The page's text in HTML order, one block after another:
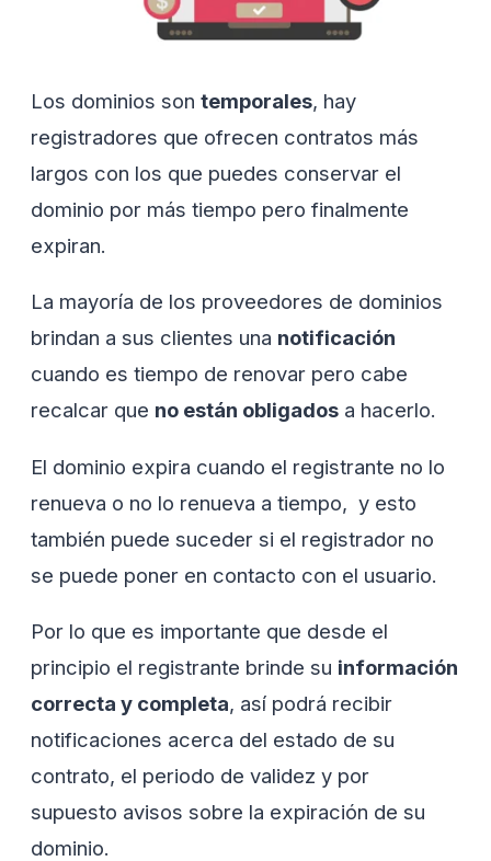
Los dominios son temporales, hay
registradores que ofrecen contratos más
largos con los que puedes conservar el
dominio por más tiempo pero finalmente
expiran.
La mayoría de los proveedores de dominios
brindan a sus clientes una notificación
cuando es tiempo de renovar pero cabe
recalcar que no están obligados a hacerlo.
El dominio expira cuando el registrante no lo
renueva o no lo renueva a tiempo, y esto
también puede suceder si el registrador no
se puede poner en contacto con el usuario.
Por lo que es importante que desde el
principio el registrante brinde su información
correcta y completa, así podrá recibir
notificaciones acerca del estado de su
contrato, el periodo de validez y por
supuesto avisos sobre la expiración de su
dominio.